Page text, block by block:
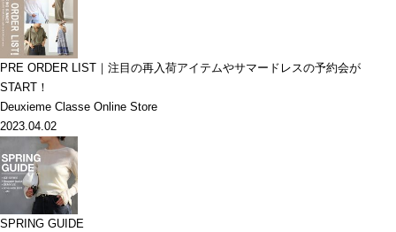
PRE ORDER LIST｜注目の再入荷アイテムやサマードレスの予約会が
START！
Deuxieme Classe Online Store
2023.04.02
SPRING GUIDE